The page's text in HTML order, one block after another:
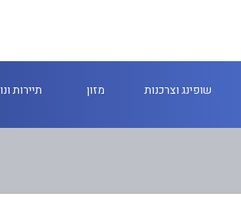
שופינג וצרכנות מזון תיירות